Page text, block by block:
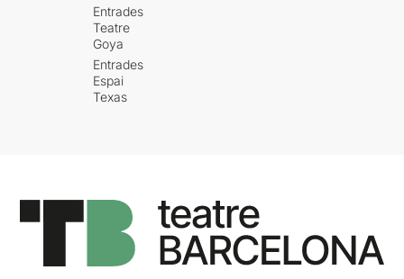
Entrades
Teatre
Goya
Entrades
Espai
Texas